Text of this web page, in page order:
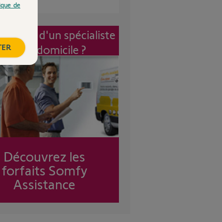
d'un spécialiste
à mon domicile ?
Découvrez les
forfaits Somfy
Assistance
de